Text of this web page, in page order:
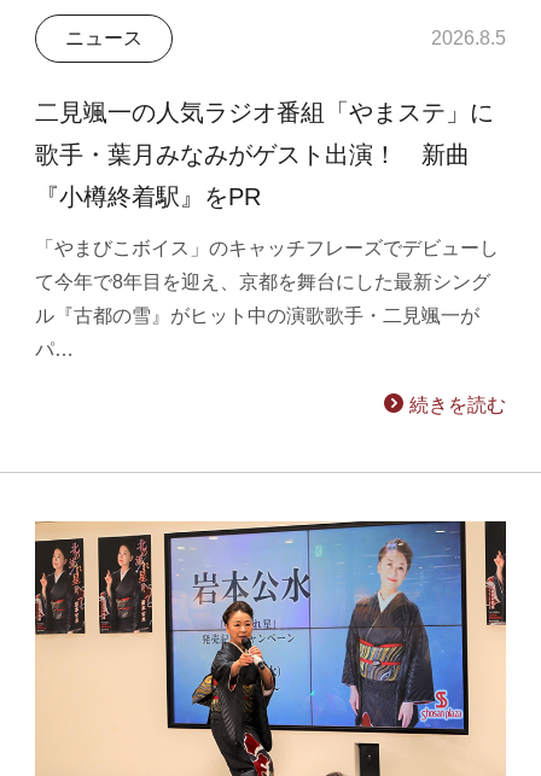
ニュース 2026.8.5
二見颯一の人気ラジオ番組「やまステ」に
歌手・葉月みなみがゲスト出演！ 新曲
『小樽終着駅』をPR
「やまびこボイス」のキャッチフレーズでデビューし
て今年で8年目を迎え、京都を舞台にした最新シング
ル『古都の雪』がヒット中の演歌歌手・二見颯一が
パ…
続きを読む